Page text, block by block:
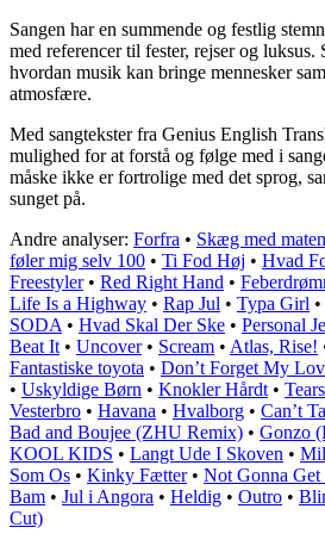
Sangen har en summende og festlig
med referencer til fester, rejser og luksus.
hvordan musik kan bringe mennesker
atmosfære.
Med sangtekster fra Genius English
mulighed for at forstå og følge med i
måske ikke er fortrolige med det sprog,
sunget på.
Andre analyser: Forfra • Skæg med
føler mig selv 100 • Ti Fod Høj • Hvad
Freestyler• Red Right Hand •
Life Is a Highway • Rap Jul • Typa Girl •
SODA • Hvad Skal Der Ske • Personal
Beat It • Uncover• Scream • Atlas, Rise!
Fantastiske toyota • Don’t Forget My
• Uskyldige Børn • Knokler Hårdt •
Vesterbro • Havana • Hvalborg • Can’t
Bad and Boujee (ZHU Remix) • Gonzo
KOOL KIDS • Langt Ude I Skoven •
Som Os • Kinky Fætter• Not Gonna Get
Bam • Jul i Angora • Heldig • Outro •
Cut)